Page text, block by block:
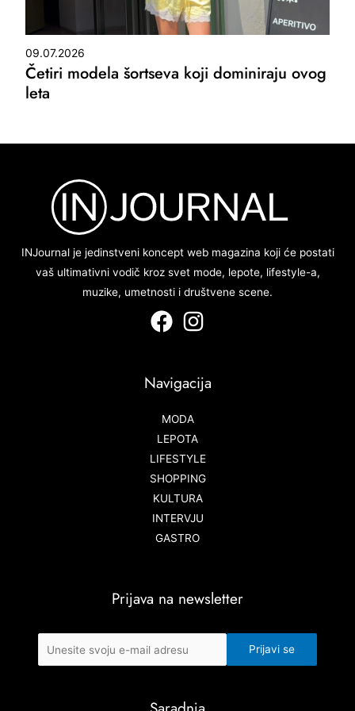
09.07.2026
Četiri modela šortseva koji dominiraju ovog
leta
INJournal je jedinstveni koncept web magazina koji će postati
vaš ultimativni vodič kroz svet mode, lepote, lifestyle-a,
muzike, umetnosti i društvene scene.
Navigacija
MODA
LEPOTA
LIFESTYLE
SHOPPING
KULTURA
INTERVJU
GASTRO
Prijava na newsletter